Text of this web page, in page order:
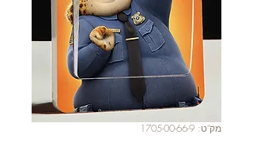
מק"ט: 1705-00-66-9